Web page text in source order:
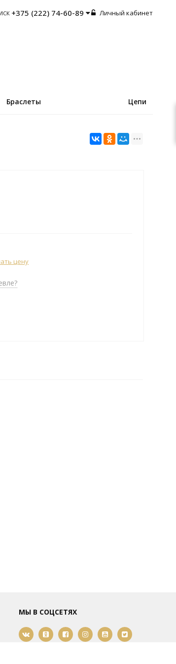
+375 (222) 74-60-89 Личный кабинет
Браслеты Цепи
цену
МЫ В СОЦСЕТЯХ